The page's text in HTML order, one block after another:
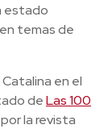
estado
temas de
en el
deLas 100
por la revista